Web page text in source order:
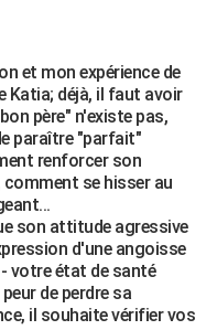
et mon expérience de
Katia; déjà, il faut avoir
père" n'existe pas,
paraître "parfait"
renforcer son
se hisser au
son attitude agressive
d'une angoisse
votre état de santé
de perdre sa
il souhaite vérifier vos